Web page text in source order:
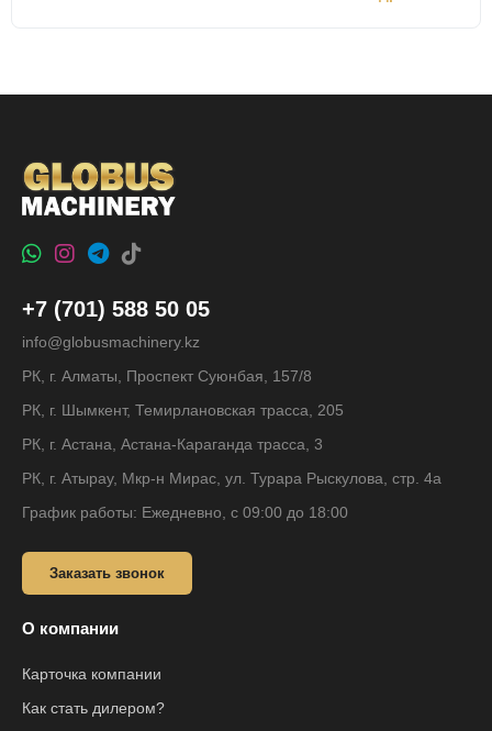
+7 (701) 588 50 05
info@globusmachinery.kz
РК, г. Алматы, Проспект Суюнбая, 157/8
РК, г. Шымкент, Темирлановская трасса, 205
РК, г. Астана, Астана-Караганда трасса, 3
РК, г. Атырау, Мкр-н Мирас, ул. Турара Рыскулова, стр. 4а
График работы: Ежедневно, с 09:00 до 18:00
Заказать звонок
О компании
Карточка компании
Как стать дилером?